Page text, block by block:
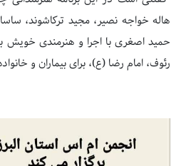
هاله خواجه نصیر، مجید ترکاشوند،
حمید اصغری با اجرا و هنرمندی خویش
رئوف، امام رضا (ع)، برای بیماران و